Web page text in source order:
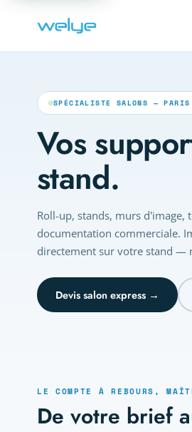
SPÉCIALISTE SALONS — PARIS
Vos
stand.
Roll-up, stands, murs d'image,
documentation commerciale.
directement sur votre stand —
Devis salon express →
LE COMPTE À REBOURS,
De votre brief